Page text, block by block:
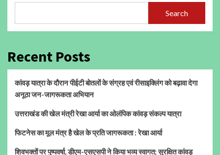
Search
Recent Posts
कांवड़ यात्रा के दौरान पीईटी बोतलों के संग्रह एवं रीसाइक्लिंग को बढ़ावा देगा
अनूठा जन-जागरूकता अभियान
उत्तराखंड की खेल मंत्री रेखा आर्या का ओलंपिक कांवड़ संकल्प यात्रा
फिटनेस का मूल मंत्र है खेल के प्रति जागरूकता : रेखा आर्या
शिवभक्तों पर पुष्पवर्षा, डीएम-एसएसपी ने किया भव्य स्वागत; सुरक्षित कांवड़